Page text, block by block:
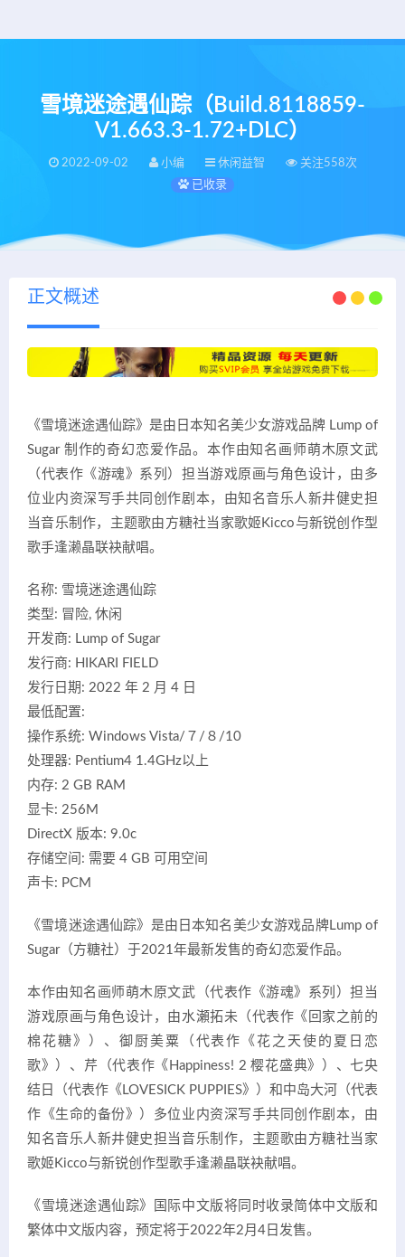
雪境迷途遇仙踪（Build.8118859-
V1.663.3-1.72+DLC）
2022-09-02 小编 休闲益智
关注558次
已收录
正文概述
《雪境迷途遇仙踪》是由日本知名美少女游戏品牌 Lump of
Sugar 制作的奇幻恋爱作品。本作由知名画师萌木原文武
（代表作《游魂》系列）担当游戏原画与角色设计，由多
位业内资深写手共同创作剧本，由知名音乐人新井健史担
当音乐制作，主题歌由方糖社当家歌姬Kicco与新锐创作型
歌手逢濑晶联袂献唱。
名称: 雪境迷途遇仙踪
类型: 冒险, 休闲
开发商: Lump of Sugar
发行商: HIKARI FIELD
发行日期: 2022 年 2 月 4 日
最低配置:
操作系统: Windows Vista/７/８/10
处理器: Pentium4 1.4GHz以上
内存: 2 GB RAM
显卡: 256M
DirectX 版本: 9.0c
存储空间: 需要 4 GB 可用空间
声卡: PCM
《雪境迷途遇仙踪》是由日本知名美少女游戏品牌Lump of
Sugar（方糖社）于2021年最新发售的奇幻恋爱作品。
本作由知名画师萌木原文武（代表作《游魂》系列）担当
游戏原画与角色设计，由水瀬拓未（代表作《回家之前的
棉花糖》）、御厨美粟（代表作《花之天使的夏日恋
歌》）、芹（代表作《Happiness! 2 樱花盛典》）、七央
结日（代表作《LOVESICK PUPPIES》）和中岛大河（代表
作《生命的备份》）多位业内资深写手共同创作剧本，由
知名音乐人新井健史担当音乐制作，主题歌由方糖社当家
歌姬Kicco与新锐创作型歌手逢濑晶联袂献唱。
《雪境迷途遇仙踪》国际中文版将同时收录简体中文版和
繁体中文版内容，预定将于2022年2月4日发售。